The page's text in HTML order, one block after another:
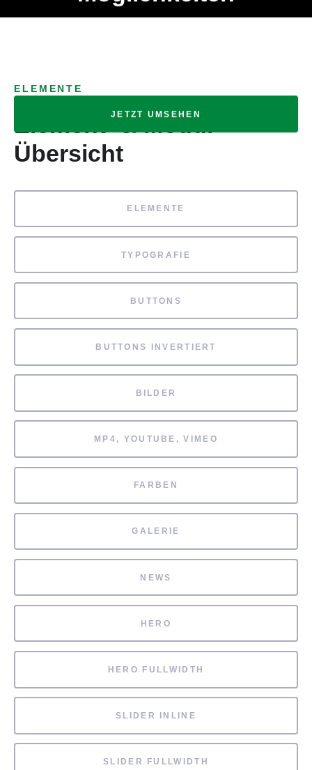
JETZT UMSEHEN
ELEMENTE
Element- & Modul-
Übersicht
ELEMENTE
TYPOGRAFIE
BUTTONS
BUTTONS INVERTIERT
BILDER
MP4, YOUTUBE, VIMEO
FARBEN
GALERIE
NEWS
HERO
HERO FULLWIDTH
SLIDER INLINE
SLIDER FULLWIDTH